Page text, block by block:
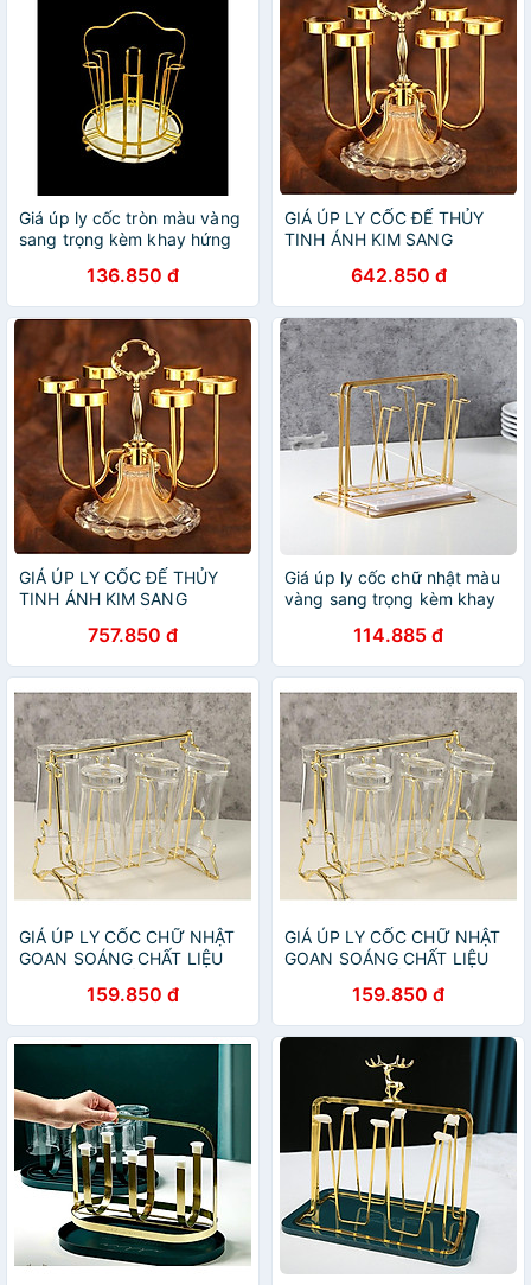
Giá úp ly cốc tròn màu vàng
sang trọng kèm khay hứng
136.850 đ
GIÁ ÚP LY CỐC ĐẾ THỦY
TINH ÁNH KIM SANG
642.850 đ
GIÁ ÚP LY CỐC ĐẾ THỦY
TINH ÁNH KIM SANG
757.850 đ
Giá úp ly cốc chữ nhật màu
vàng sang trọng kèm khay
114.885 đ
GIÁ ÚP LY CỐC CHỮ NHẬT
GOAN SOÁNG CHẤT LIỆU
159.850 đ
GIÁ ÚP LY CỐC CHỮ NHẬT
GOAN SOÁNG CHẤT LIỆU
159.850 đ